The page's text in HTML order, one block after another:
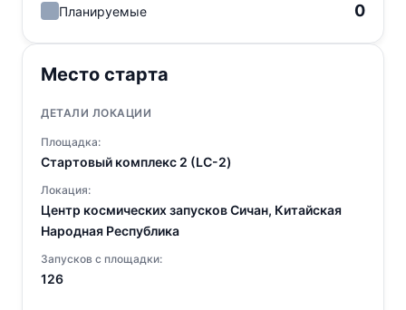
Планируемые 0
Место старта
ДЕТАЛИ ЛОКАЦИИ
Площадка:
Стартовый комплекс 2 (LC-2)
Локация:
Центр космических запусков Сичан, Китайская
Народная Республика
Запусков с площадки:
126